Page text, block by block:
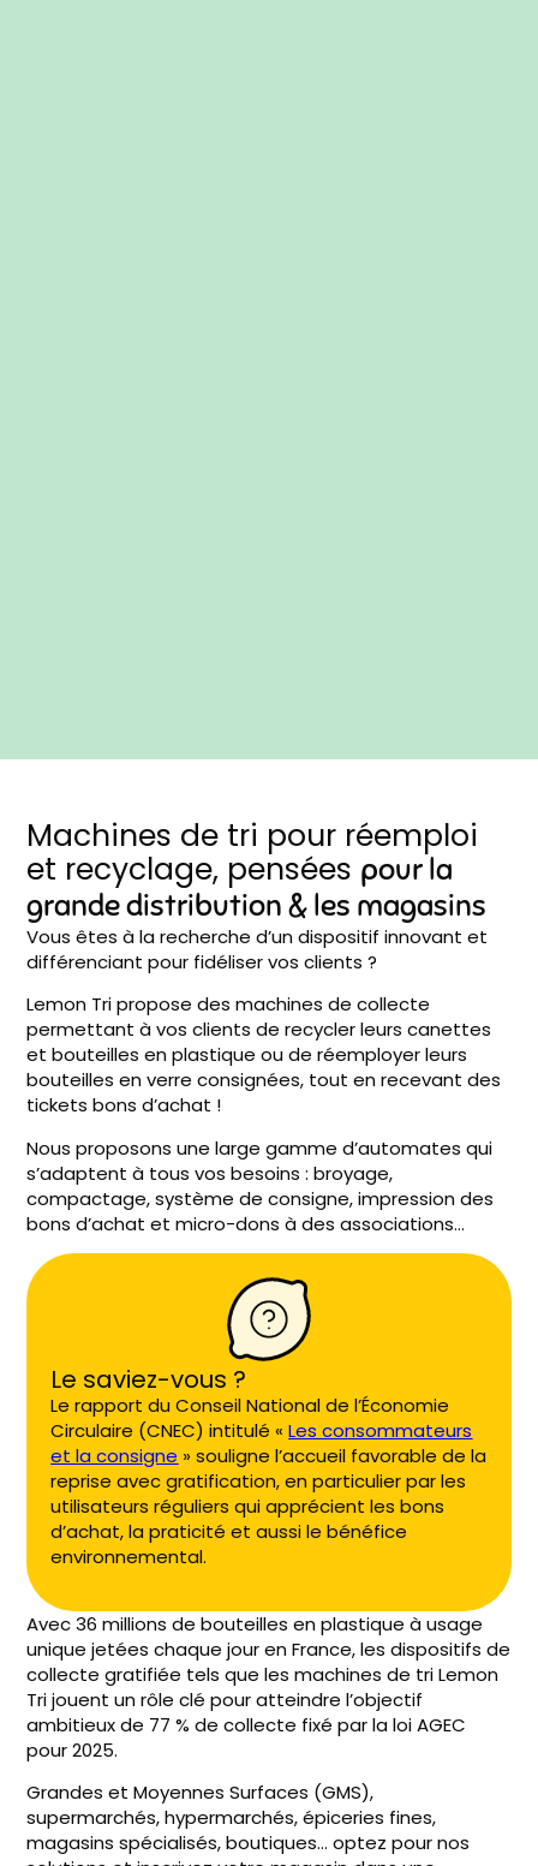
Machines de tri pour réemploi
et recyclage, pensées pour la
grande distribution & les magasins
Vous êtes à la recherche d’un dispositif innovant et
différenciant pour fidéliser vos clients ?
Lemon Tri propose des machines de collecte
permettant à vos clients de recycler leurs canettes
et bouteilles en plastique ou de réemployer leurs
bouteilles en verre consignées, tout en recevant des
tickets bons d’achat !
Nous proposons une large gamme d’automates qui
s’adaptent à tous vos besoins : broyage,
compactage, système de consigne, impression des
bons d’achat et micro-dons à des associations…
Le saviez-vous ?
Le rapport du Conseil National de l’Économie
Circulaire (CNEC) intitulé «Les consommateurs
et la consigne » souligne l’accueil favorable de la
reprise avec gratification, en particulier par les
utilisateurs réguliers qui apprécient les bons
d’achat, la praticité et aussi le bénéfice
environnemental.
Avec 36 millions de bouteilles en plastique à usage
unique jetées chaque jour en France, les dispositifs de
collecte gratifiée tels que les machines de tri Lemon
Tri jouent un rôle clé pour atteindre l’objectif
ambitieux de 77 % de collecte fixé par la loi AGEC
pour 2025.
Grandes et Moyennes Surfaces (GMS),
supermarchés, hypermarchés, épiceries fines,
magasins spécialisés, boutiques… optez pour nos